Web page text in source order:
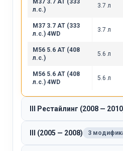
M37 3.7 AT (333
л.с.)
3.7 л
M37 3.7 AT (333
л.с.) 4WD
3.7 л
M56 5.6 AT (408
л.с.)
5.6 л
M56 5.6 AT (408
л.с.) 4WD
5.6 л
III Рестайлинг (2008 —
III (2005 — 2008) 3